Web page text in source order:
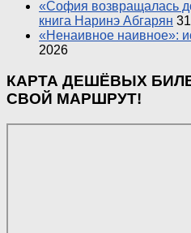
«София возвращалась
книга Наринэ Абгарян
«Ненаивное наивное»:
2026
КАРТА ДЕШЁВЫХ
СВОЙ МАРШРУТ!